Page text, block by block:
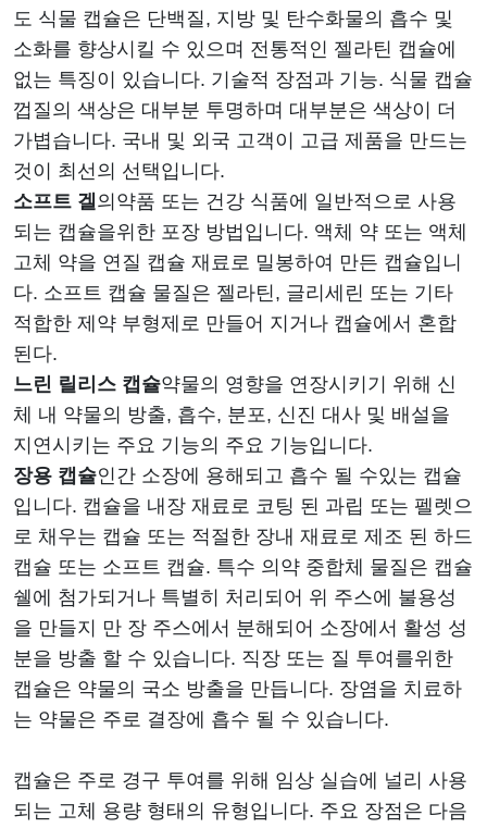
도 식물 캡슐은 단백질, 지방 및 탄수화물의 흡수 및
소화를 향상시킬 수 있으며 전통적인 젤라틴 캡슐에
없는 특징이 있습니다. 기술적 장점과 기능. 식물 캡슐
껍질의 색상은 대부분 투명하며 대부분은 색상이 더
가볍습니다. 국내 및 외국 고객이 고급 제품을 만드는
것이 최선의 선택입니다.
소프트 겔 의약품 또는 건강 식품에 일반적으로 사용
되는 캡슐을위한 포장 방법입니다. 액체 약 또는 액체
고체 약을 연질 캡슐 재료로 밀봉하여 만든 캡슐입니
다. 소프트 캡슐 물질은 젤라틴, 글리세린 또는 기타
적합한 제약 부형제로 만들어 지거나 캡슐에서 혼합
된다.
느린 릴리스 캡슐약물의 영향을 연장시키기 위해 신
체 내 약물의 방출, 흡수, 분포, 신진 대사 및 배설을
지연시키는 주요 기능의 주요 기능입니다.
장용 캡슐인간 소장에 용해되고 흡수 될 수있는 캡슐
입니다. 캡슐을 내장 재료로 코팅 된 과립 또는 펠렛으
로 채우는 캡슐 또는 적절한 장내 재료로 제조 된 하드
캡슐 또는 소프트 캡슐. 특수 의약 중합체 물질은 캡슐
쉘에 첨가되거나 특별히 처리되어 위 주스에 불용성
을 만들지 만 장 주스에서 분해되어 소장에서 활성 성
분을 방출 할 수 있습니다. 직장 또는 질 투여를위한
캡슐은 약물의 국소 방출을 만듭니다. 장염을 치료하
는 약물은 주로 결장에 흡수 될 수 있습니다.
캡슐은 주로 경구 투여를 위해 임상 실습에 널리 사용
되는 고체 용량 형태의 유형입니다. 주요 장점은 다음